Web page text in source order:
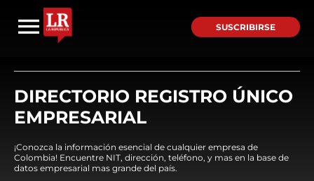
SUSCRIBIRSE
DIRECTORIO REGISTRO ÚNICO
EMPRESARIAL
¡Conozca la información esencial de cualquier empresa de
Colombia! Encuentre NIT, dirección, teléfono, y mas en la base de
datos empresarial mas grande del país.